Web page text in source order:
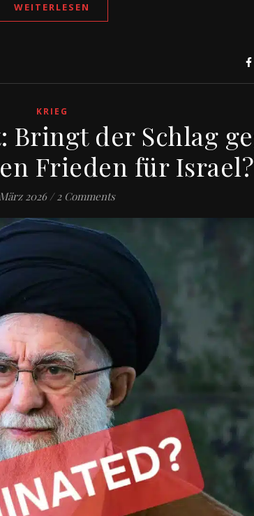
WEITERLESEN
KRIEG
Bringt der Schlag
Frieden für Israel?
2026 / 2 Comments